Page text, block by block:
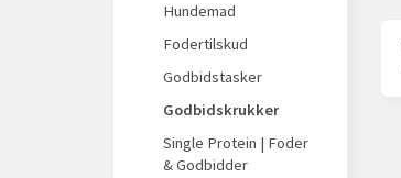
Hundemad
Fodertilskud
Godbidstasker
Godbidskrukker
Single Protein | Foder
& Godbidder